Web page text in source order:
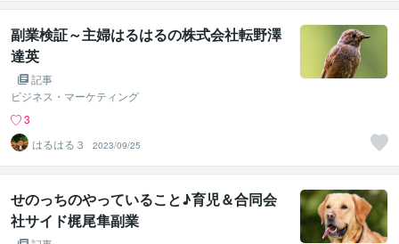
副業検証～主婦はるはるの株式会社転野澤
達英
記事
ビジネス・マーケティング
3
はるはる３
2023/09/25
せのっちのやっていること♪育児＆合同会
社サイド梶尾隼副業